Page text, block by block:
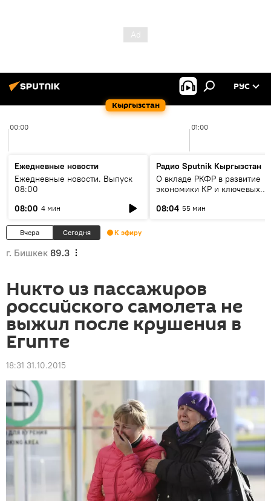
Кыргызстан
РУС
00:00 01:00
Ежедневные новости
Ежедневные новости. Выпуск
08:00
08:00 4 мин
Радио Sputnik Кыргызстан
О вкладе РКФР в развитие
экономики КР и ключевых
08:04 55 мин
Вчера Сегодня К эфиру
г. Бишкек 89.3
Никто из пассажиров
российского самолета не
выжил после крушения в
Египте
18:31 31.10.2015